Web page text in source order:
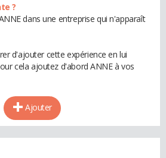
?
dans une entreprise qui n'apparaît
d'ajouter cette expérience en lui
cela ajoutez d'abord ANNE à vos
Ajouter